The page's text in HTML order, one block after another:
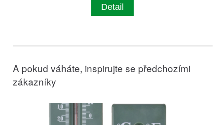
Detail
A pokud váháte, inspirujte se předchozími
zákazníky